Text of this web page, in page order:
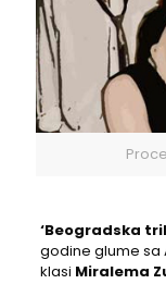
‘Beogradska
godine glume sa
klasi Miralema